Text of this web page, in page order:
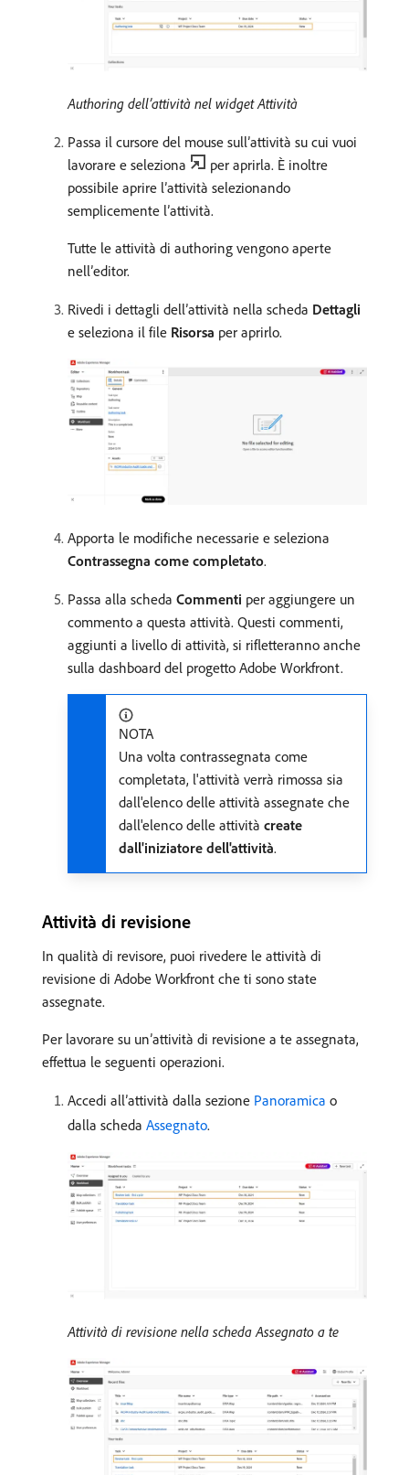
Authoring dell’attività nel widget Attività
Passa il cursore del mouse sull’attività su cui vuoi
lavorare e seleziona
per aprirla. È inoltre
possibile aprire l’attività selezionando
semplicemente l’attività.
Tutte le attività di authoring vengono aperte
nell’editor.
Rivedi i dettagli dell’attività nella scheda Dettagli
e seleziona il file Risorsa per aprirlo.
Apporta le modifiche necessarie e seleziona
Contrassegna come completato.
Passa alla scheda Commenti per aggiungere un
commento a questa attività. Questi commenti,
aggiunti a livello di attività, si rifletteranno anche
sulla dashboard del progetto Adobe Workfront.
NOTA
Una volta contrassegnata come
completata, l'attività verrà rimossa sia
dall'elenco delle attività assegnate che
dall'elenco delle attività create
dall'iniziatore dell'attività.
Attività di revisione
In qualità di revisore, puoi rivedere le attività di
revisione di Adobe Workfront che ti sono state
assegnate.
Per lavorare su un’attività di revisione a te assegnata,
effettua le seguenti operazioni.
Accedi all’attività dalla sezione Panoramica o
dalla scheda Assegnato.
Attività di revisione nella scheda Assegnato a te